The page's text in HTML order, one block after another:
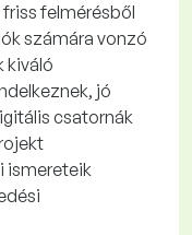
felmérésből
számára vonzó
kiváló
jó
csatornák
ismereteik